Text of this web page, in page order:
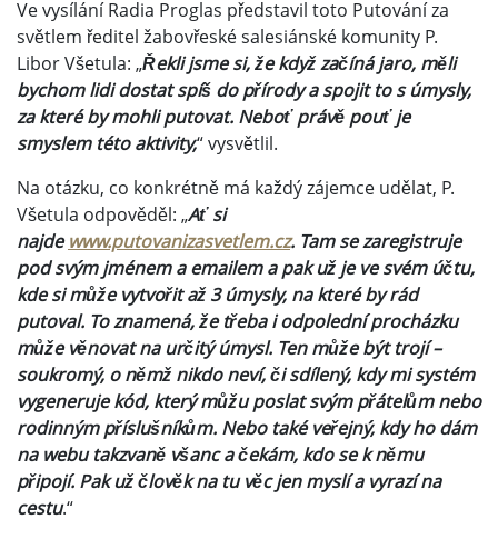
Ve vysílání Radia Proglas představil toto Putování za
světlem ředitel žabovřeské salesiánské komunity P.
Libor Všetula: „Řekli jsme si, že když začíná jaro, měli
bychom lidi dostat spíš do přírody a spojit to s úmysly,
za které by mohli putovat. Neboť právě pouť je
smyslem této aktivity,“ vysvětlil.
Na otázku, co konkrétně má každý zájemce udělat, P.
Všetula odpověděl: „Ať si
najdewww.putovanizasvetlem.cz. Tam se zaregistruje
pod svým jménem a emailem a pak už je ve svém účtu,
kde si může vytvořit až 3 úmysly, na které by rád
putoval. To znamená, že třeba i odpolední procházku
může věnovat na určitý úmysl. Ten může být trojí –
soukromý, o němž nikdo neví, či sdílený, kdy mi systém
vygeneruje kód, který můžu poslat svým přátelům nebo
rodinným příslušníkům. Nebo také veřejný, kdy ho dám
na webu takzvaně všanc a čekám, kdo se k němu
připojí. Pak už člověk na tu věc jen myslí a vyrazí na
cestu.“